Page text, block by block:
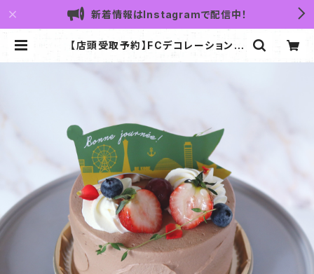
新着情報はInstagramで配信中！
【店頭受取予約】FCデコレーションケ
ーキ 4号サイズ ショコラショート
ケーキタイプ・神戸ChocolatRepu